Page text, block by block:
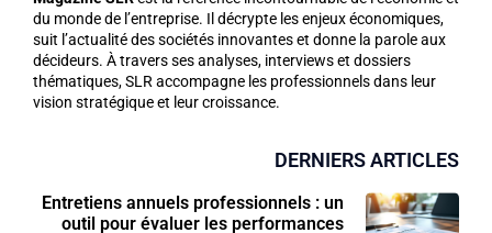
du monde de l’entreprise. Il décrypte les enjeux économiques,
suit l’actualité des sociétés innovantes et donne la parole aux
décideurs. À travers ses analyses, interviews et dossiers
thématiques, SLR accompagne les professionnels dans leur
vision stratégique et leur croissance.
DERNIERS ARTICLES
Entretiens annuels professionnels : un
outil pour évaluer les performances